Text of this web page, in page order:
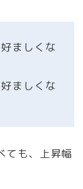
ましくな
ましくな
ても、上昇幅